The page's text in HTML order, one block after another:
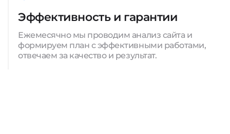
Эффективность и гарантии
Ежемесячно мы проводим анализ сайта и
формируем план с эффективными работами,
отвечаем за качество и результат.